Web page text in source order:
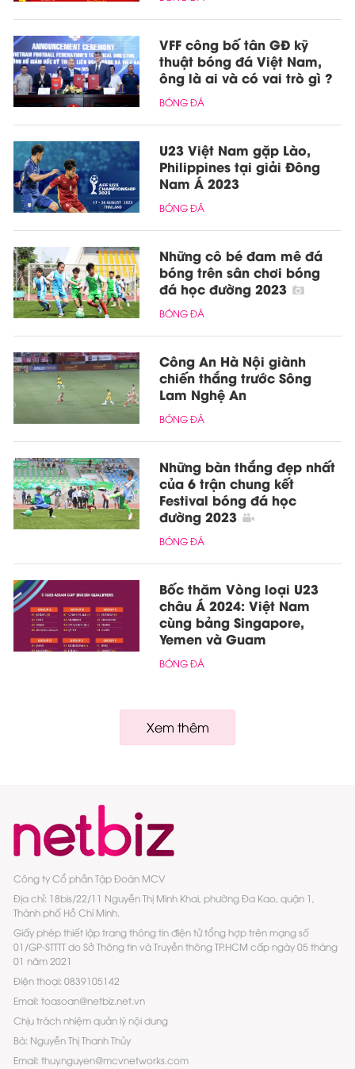
VFF công bố tân GĐ kỹ
thuật bóng đá Việt Nam,
ông là ai và có vai trò gì ?
BÓNG ĐÁ
U23 Việt Nam gặp Lào,
Philippines tại giải Đông
Nam Á 2023
BÓNG ĐÁ
Những cô bé đam mê đá
bóng trên sân chơi bóng
đá học đường 2023
BÓNG ĐÁ
Công An Hà Nội giành
chiến thắng trước Sông
Lam Nghệ An
BÓNG ĐÁ
Những bàn thắng đẹp nhất
của 6 trận chung kết
Festival bóng đá học
đường 2023
BÓNG ĐÁ
Bốc thăm Vòng loại U23
châu Á 2024: Việt Nam
cùng bảng Singapore,
Yemen và Guam
BÓNG ĐÁ
Xem thêm
Công ty Cổ phần Tập Đoàn MCV
Địa chỉ: 18bis/22/11 Nguyễn Thị Minh Khai, phường Đa Kao, quận 1,
Thành phố Hồ Chí Minh.
Giấy phép thiết lập trang thông tin điện tử tổng hợp trên mạng số
01/GP-STTTT do Sở Thông tin và Truyền thông TP.HCM cấp ngày 05 tháng
01 năm 2021
Điện thoại: 0839105142
Email: toasoan@netbiz.net.vn
Chịu trách nhiệm quản lý nội dung
Bà: Nguyễn Thị Thanh Thủy
Email: thuy.nguyen@mcvnetworks.com